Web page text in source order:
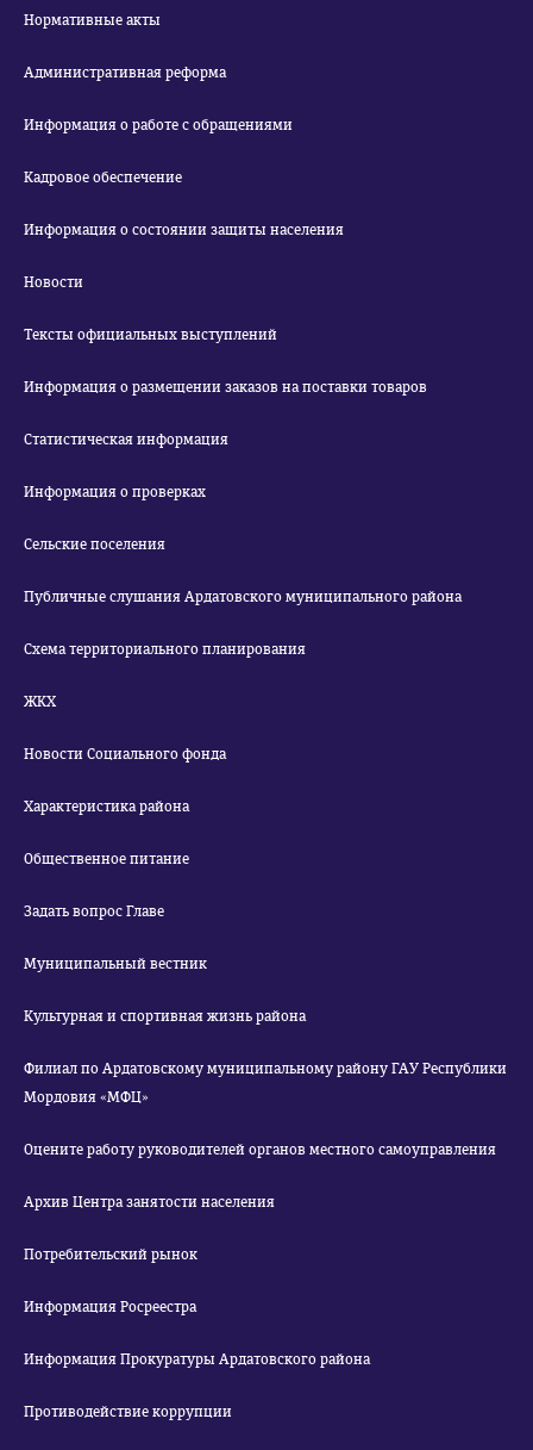
Нормативные акты
Административная реформа
Информация о работе с обращениями
Кадровое обеспечение
Информация о состоянии защиты населения
Новости
Тексты официальных выступлений
Информация о размещении заказов на поставки товаров
Статистическая информация
Информация о проверках
Сельские поселения
Публичные слушания Ардатовского муниципального района
Схема территориального планирования
ЖКХ
Новости Социального фонда
Характеристика района
Общественное питание
Задать вопрос Главе
Муниципальный вестник
Культурная и спортивная жизнь района
Филиал по Ардатовскому муниципальному району ГАУ Республики
Мордовия «МФЦ»
Оцените работу руководителей органов местного самоуправления
Архив Центра занятости населения
Потребительский рынок
Информация Росреестра
Информация Прокуратуры Ардатовского района
Противодействие коррупции